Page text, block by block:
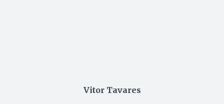
Vitor Tavares